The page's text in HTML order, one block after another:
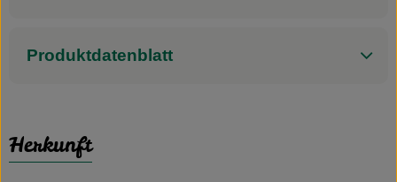
Produktdatenblatt
Herkunft